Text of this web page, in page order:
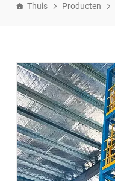
Thuis Producten